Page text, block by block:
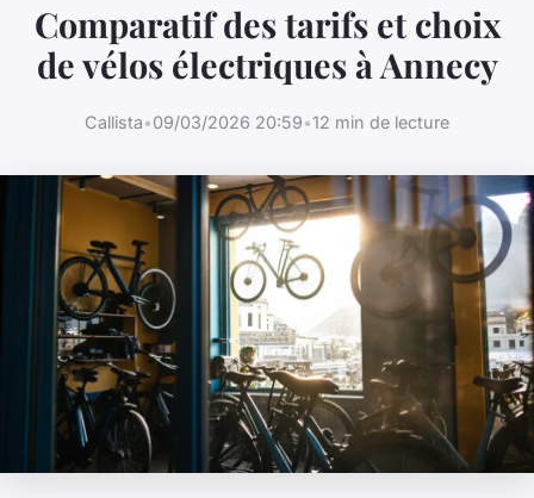
Comparatif des tarifs et choix
de vélos électriques à Annecy
Callista•09/03/2026 20:59•12 min de lecture